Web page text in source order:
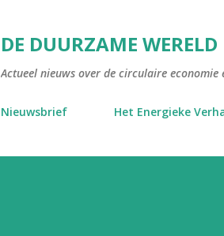
DE DUURZAME WERELD
Actueel nieuws over de circulaire
Nieuwsbrief Het Energieke